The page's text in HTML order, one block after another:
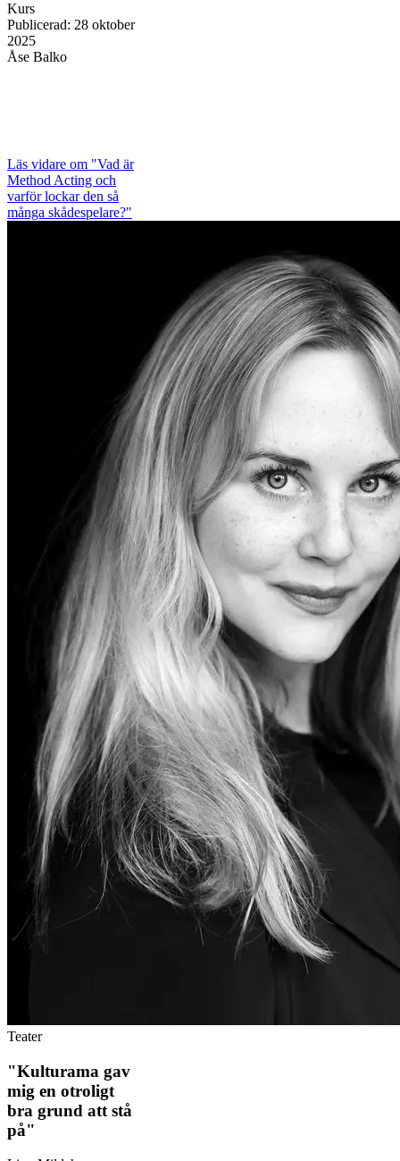
Kurs
Publicerad: 28 oktober
2025
Åse Balko
Läs vidare om "Vad är
Method Acting och
varför lockar den så
många skådespelare?"
Teater
"Kulturama gav
mig en otroligt
bra grund att stå
på"